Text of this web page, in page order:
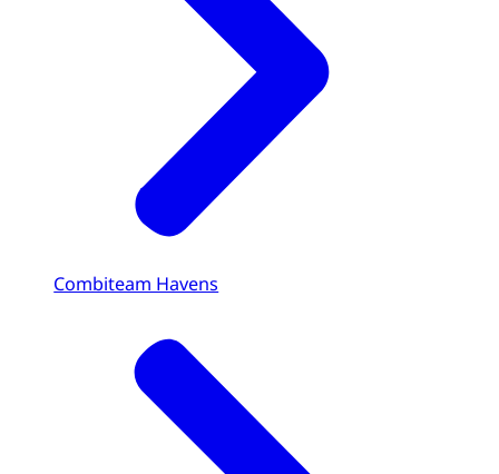
Combiteam Havens